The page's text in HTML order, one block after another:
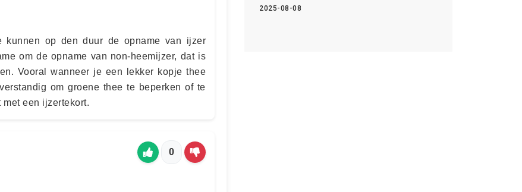
kunnen op den duur de opname van ijzer
om de opname van non-heemijzer, dat is
Vooral wanneer je een lekker kopje thee
om groene thee te beperken of te
een ijzertekort.
0
2025-08-08